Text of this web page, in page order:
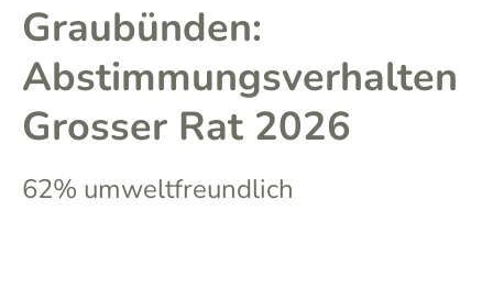
Graubünden:
Abstimmungsverhalten
Grosser Rat 2026
62% umweltfreundlich